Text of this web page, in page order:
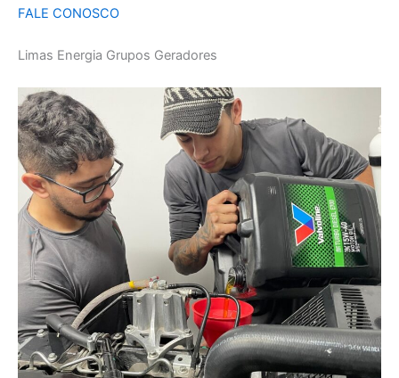
FALE CONOSCO
Limas Energia Grupos Geradores